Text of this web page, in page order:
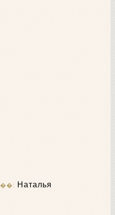
Наталья